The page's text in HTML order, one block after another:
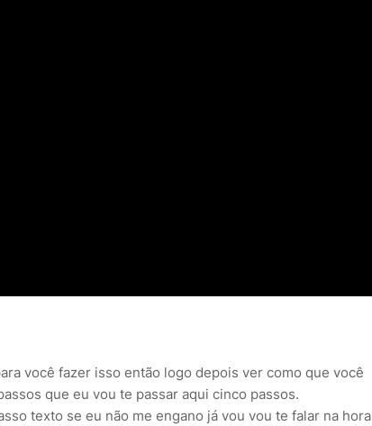
você fazer isso então logo depois ver como que você
que eu vou te passar aqui cinco passos.
texto se eu não me engano já vou vou te falar na hora